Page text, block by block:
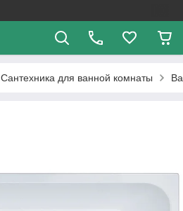
Сантехника для ванной комнаты